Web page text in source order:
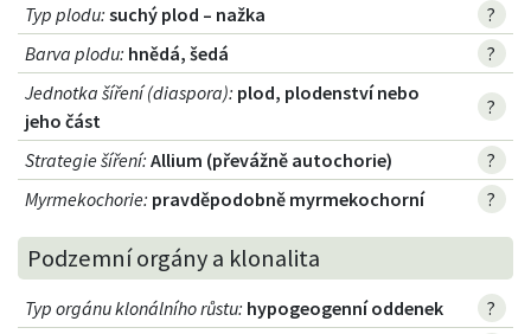
Typ plodu: suchý plod – nažka
?
Barva plodu: hnědá, šedá
?
Jednotka šíření (diaspora): plod, plodenství nebo
jeho část
?
Strategie šíření: Allium (převážně autochorie)
?
Myrmekochorie: pravděpodobně myrmekochorní ?
Podzemní orgány a klonalita
Typ orgánu klonálního růstu: hypogeogenní oddenek
?